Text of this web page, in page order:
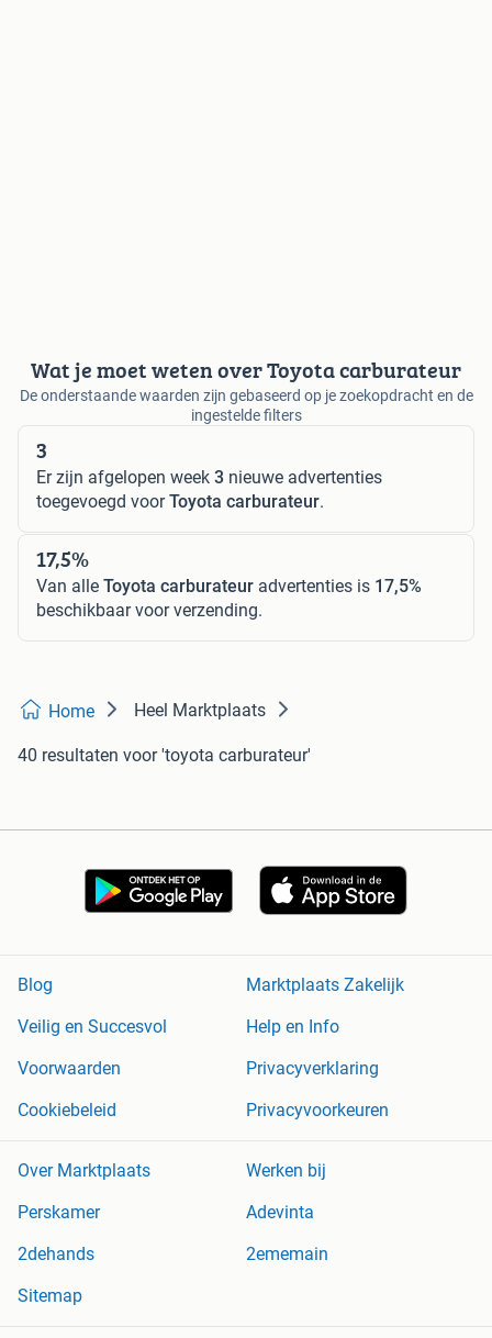
Wat je moet weten over Toyota carburateur
De onderstaande waarden zijn gebaseerd op je zoekopdracht en de
ingestelde filters
3
Er zijn afgelopen week 3 nieuwe advertenties
toegevoegd voorToyota carburateur.
17,5%
Van alle Toyota carburateur advertenties is 17,5%
beschikbaar voor verzending.
Home Heel Marktplaats
40 resultaten voor 'toyota carburateur'
Blog
Marktplaats Zakelijk
Veilig en Succesvol
Help en Info
Voorwaarden
Privacyverklaring
Cookiebeleid
Privacyvoorkeuren
Over Marktplaats
Werken bij
Perskamer
Adevinta
2dehands
2ememain
Sitemap